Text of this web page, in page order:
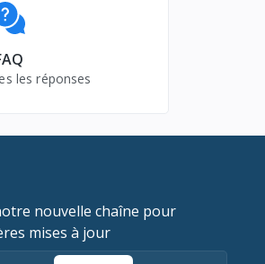
les réponses
nouvelle chaîne pour
mises à jour